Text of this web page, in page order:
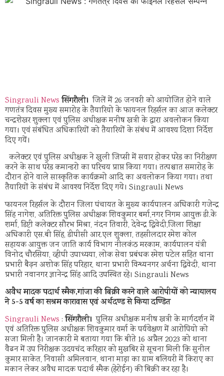
Singrauli Newsसिंगरौली। जिलें में 26 जनवरी को आयोजित होने वाले
गणतंत्र दिवस मुख्य समारोह के तैयारियो के फायनल रिहर्सल का आज कलेक्टर
चन्द्रशेखर शुक्ला एवं पुलिस अधीक्षक मनीष खत्री के द्वारा अवलोकन किया
गया। एवं संबंधित अधिकारियों को तैयारियों के संबंध में आवश्य दिशा निर्देश
दिए गयें।
कलेक्टर एवं पुलिस अधीक्षक ने खुली जिप्सी में सवार होकर परेड का निरीक्षण
करने के साथ परेड कमान्डरो का परिचय प्राप्त किया गया। तत्पश्चात समारोह के
दौरान होने वाले सास्कृतिक कार्यक्रमो आदि का अवलोकन किया गया। तथा
तैयारियों के संबंध में आवश्य निर्देश दिए गये। Singrauli News
फायनल रिहर्सल के दौरान जिला पंचायत के मुख्य कार्यपालन अधिकारी गजेन्द्र
सिंह नागेश, अतिरिक्त पुलिस अधीक्षक शिवकुमार बर्मा,नगर निगम आयुक्त डी.के
शर्मा, डिप्टी कलेक्टर सौरभ मिश्रा, नंदन तिवारी, देवेन्द्र द्विवेदी,जिला शिक्षा
अधिकारी एस.बी सिंह, डीपीसी आर.एल शुक्ला, तहसीलदार रमेश कोल
सहायक आयुक्त जन जाति कार्य विभाग नीलकंठ मरकाम, कार्यपालन यंत्री
विनोद चौरसिया, व्हीपी उपाध्यया, लोक सेवा प्रबंधक रमेश पटेल सहित थाना
प्रभारी बैढ़न अशोक सिंह परिहार, थाना प्रभारी विन्ध्यनगर अर्चना द्विवेदी, थाना
प्रभारी नवानगर ज्ञानेन्द्र सिंह आदि उपस्थित रहे। Singrauli News
अवैध मादक पदार्थ स्मैक,गांजा की बिक्री करने वाले आरोपीयों को न्यायालय
ने5-5वर्ष का सश्रम कारावास एवं अर्थदण्ड सेकियादण्डित
Singrauli News :सिंगरौली। पुलिस अधीक्षक मनीष खत्री के मार्गदर्शन में
एवं अतिरिक्त पुलिस अधीक्षक शिवकुमार वर्मा के पर्यवेक्षण में आरोपियो को
सजा मिली है। जानकारी मे बताया गया कि बीते 16 अप्रैल 2023 को थाना
वैढन में उप निरीक्षक उदयचंद करिहार को मुखबिर से सूचना मिली कि सुनील
कुमार साकेत, निवासी अमिलवान, थाना माड़ा का ग्राम बलियरी में किराए का
मकान लेकर अवैध मादक पदार्थ स्मैक (हेरोईन) की बिक्री कर रहा है।